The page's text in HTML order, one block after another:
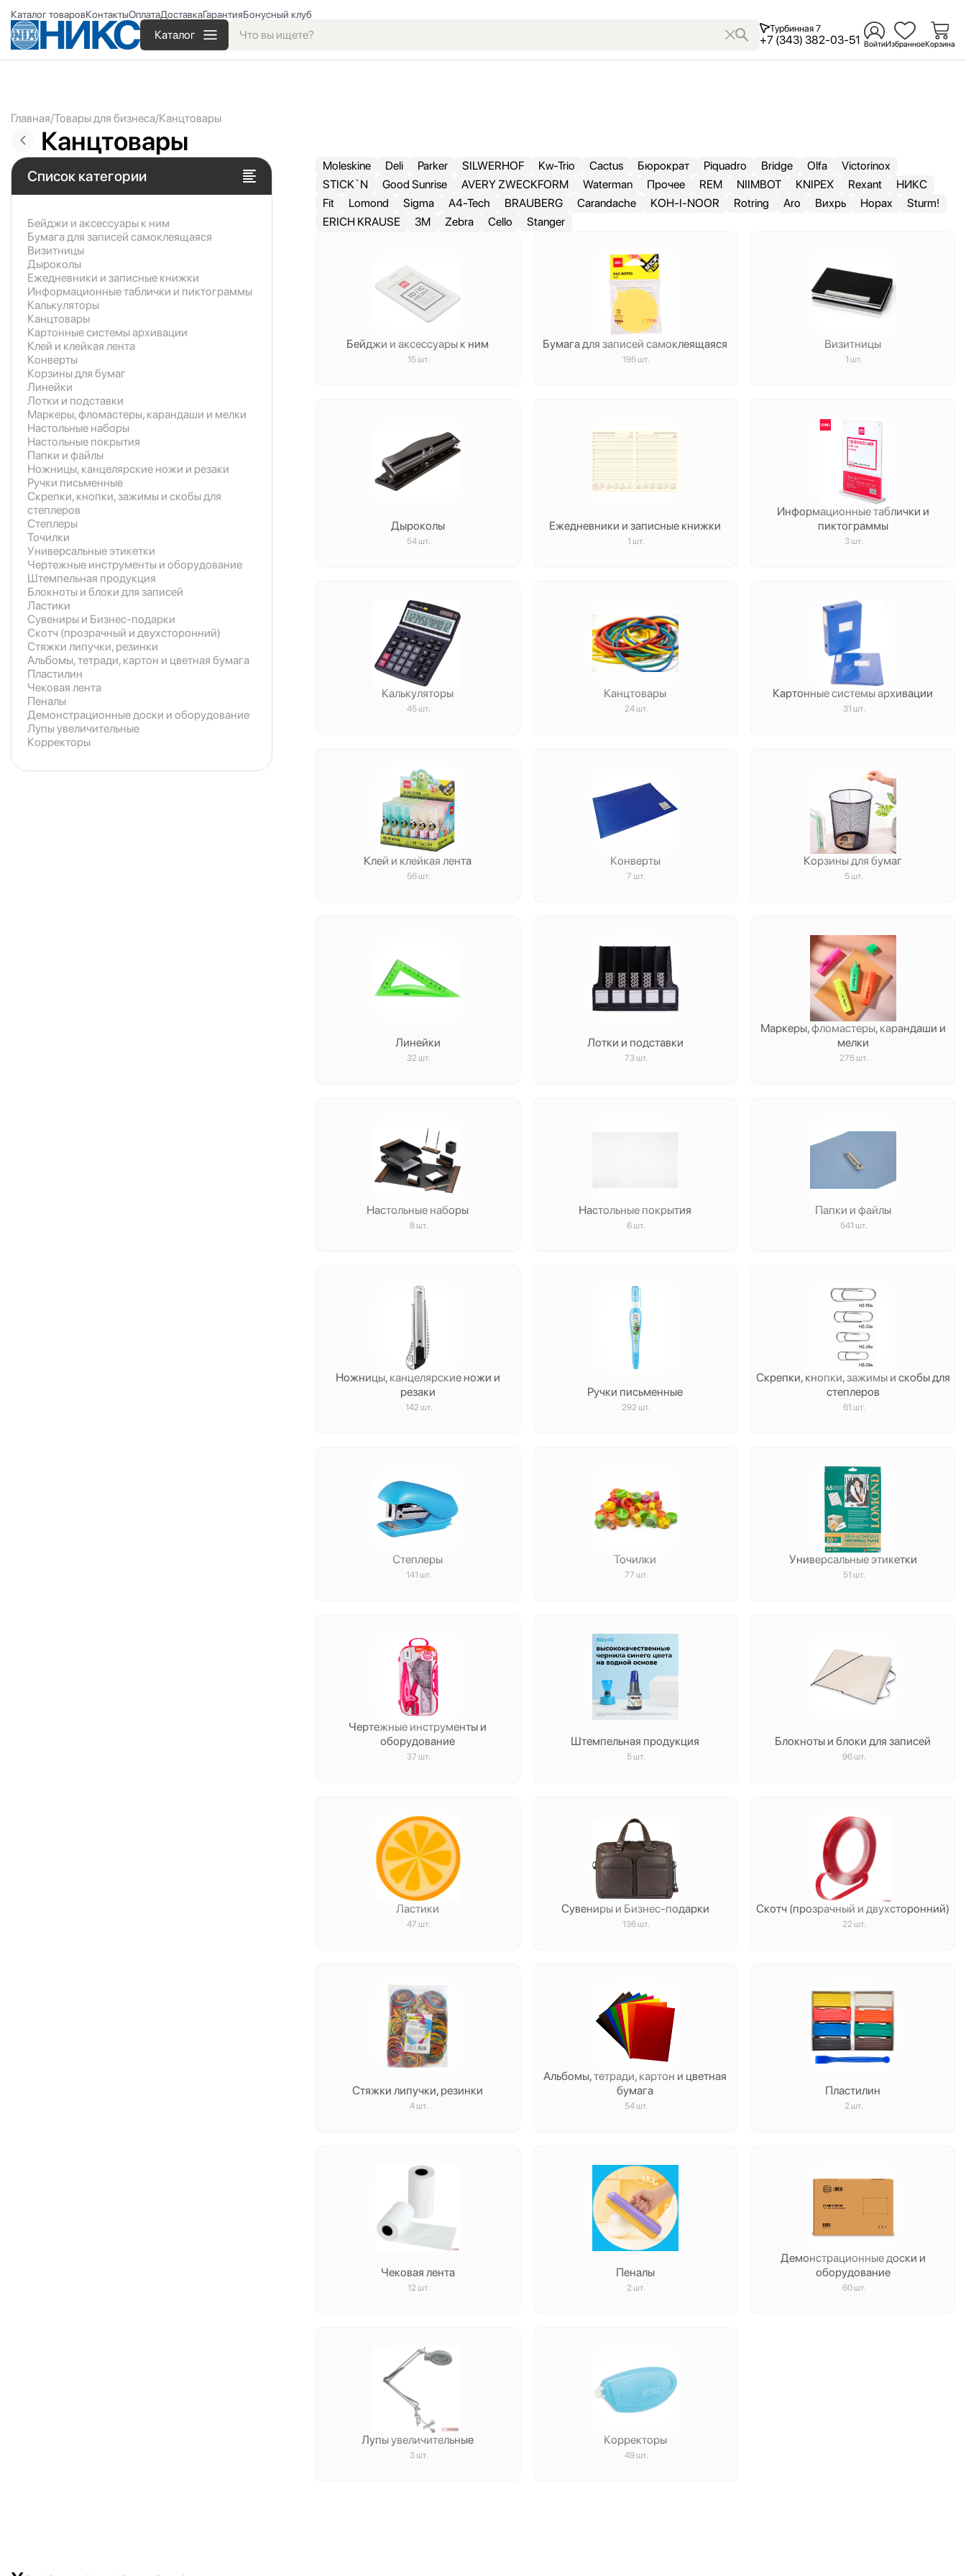
Каталог товаровКонтактыОплатаДоставкаГарантияБонусный клуб
Каталог Турбинная 7
+7 (343) 382-03-51 ВойтиИзбранноеКорзина
Главная Товары для бизнеса Канцтовары
Канцтовары
Список категории
Бейджи и аксесcуары к ним
Бумага для записей самоклеящаяся
Визитницы
Дыроколы
Ежедневники и записные книжки
Информационные таблички и пиктограммы
Калькуляторы
Канцтовары
Картонные системы архивации
Клей и клейкая лента
Конверты
Корзины для бумаг
Линейки
Лотки и подставки
Маркеры, фломастеры, карандаши и мелки
Настольные наборы
Настольные покрытия
Папки и файлы
Ножницы, канцелярские ножи и резаки
Ручки письменные
Скрепки, кнопки, зажимы и скобы для
степлеров
Степлеры
Точилки
Универсальные этикетки
Чертежные инструменты и оборудование
Штемпельная продукция
Блокноты и блоки для записей
Ластики
Сувениры и Бизнес-подарки
Скотч (прозрачный и двухсторонний)
Стяжки липучки, резинки
Альбомы, тетради, картон и цветная бумага
Пластилин
Чековая лента
Пеналы
Демонстрационные доски и оборудование
Лупы увеличительные
Корректоры
Moleskine Deli Parker SILWERHOF Kw-Trio Cactus Бюрократ Piquadro Bridge Olfa
Victorinox
STICK`N
Good Sunrise AVERY ZWECKFORM Waterman Прочее REM NIIMBOT KNIPEX Rexant
НИКС
Fit
Lomond Sigma A4-Tech BRAUBERG Carandache KOH-I-NOOR Rotring Aro Вихрь Hopax
Sturm!
ERICH KRAUSE
3M Zebra Cello Stanger
Бейджи и аксесcуары к ним
15 шт.
Бумага для записей самоклеящаяся
195 шт.
Визитницы
1 шт.
Дыроколы
54 шт.
Ежедневники и записные книжки
1 шт.
Информационные таблички и
пиктограммы
3 шт.
Калькуляторы
45 шт.
Канцтовары
24 шт.
Картонные системы архивации
31 шт.
Клей и клейкая лента
56 шт.
Конверты
7 шт.
Корзины для бумаг
5 шт.
Линейки
32 шт.
Лотки и подставки
73 шт.
Маркеры, фломастеры, карандаши и
мелки
275 шт.
Настольные наборы
8 шт.
Настольные покрытия
6 шт.
Папки и файлы
541 шт.
Ножницы, канцелярские ножи и
резаки
142 шт.
Ручки письменные
292 шт.
Скрепки, кнопки, зажимы и скобы для
степлеров
61 шт.
Степлеры
141 шт.
Точилки
77 шт.
Универсальные этикетки
51 шт.
Чертежные инструменты и
оборудование
37 шт.
Штемпельная продукция
5 шт.
Блокноты и блоки для записей
96 шт.
Ластики
47 шт.
Сувениры и Бизнес-подарки
136 шт.
Скотч (прозрачный и двухсторонний)
22 шт.
Стяжки липучки, резинки
4 шт.
Альбомы, тетради, картон и цветная
бумага
54 шт.
Пластилин
2 шт.
Чековая лента
12 шт.
Пеналы
2 шт.
Демонстрационные доски и
оборудование
60 шт.
Лупы увеличительные
3 шт.
Корректоры
49 шт.